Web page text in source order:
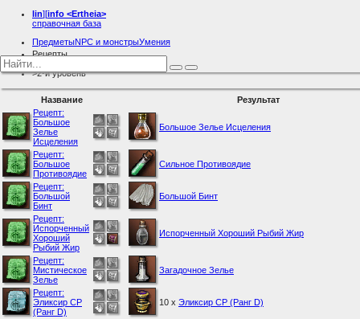
lin][info <Ertheia>
справочная база
ПредметыNPC и монстрыУмения
Рецепты
2-й уровень
Название
Результат
Рецепт:
Большое
Зелье
Исцеления
Большое Зелье Исцеления
Рецепт:
Большое
Противоядие
Сильное Противоядие
Рецепт:
Большой
Бинт
Большой Бинт
Рецепт:
Испорченный
Хороший
Рыбий Жир
Испорченный Хороший Рыбий Жир
Рецепт:
Мистическое
Зелье
Загадочное Зелье
Рецепт:
Эликсир CP
(Ранг D)
10 x Эликсир CP (Ранг D)